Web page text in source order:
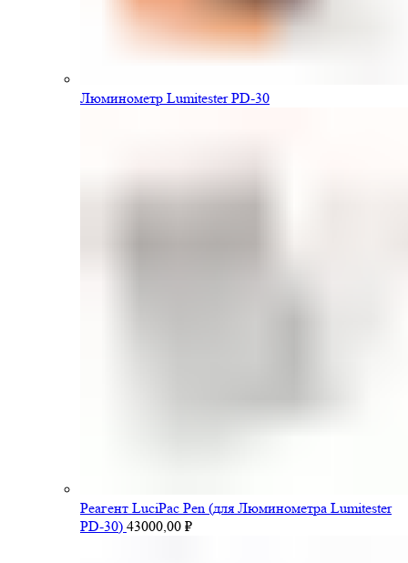
Люминометр Lumitester PD-30
Pеагент LuciPac Pen (для Люминометра Lumitester
PD-30) 43000,00 ₽